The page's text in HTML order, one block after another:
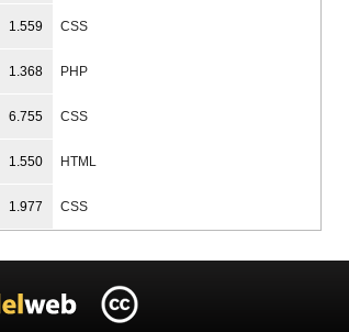
1.559 CSS
1.368 PHP
6.755 CSS
1.550 HTML
1.977 CSS